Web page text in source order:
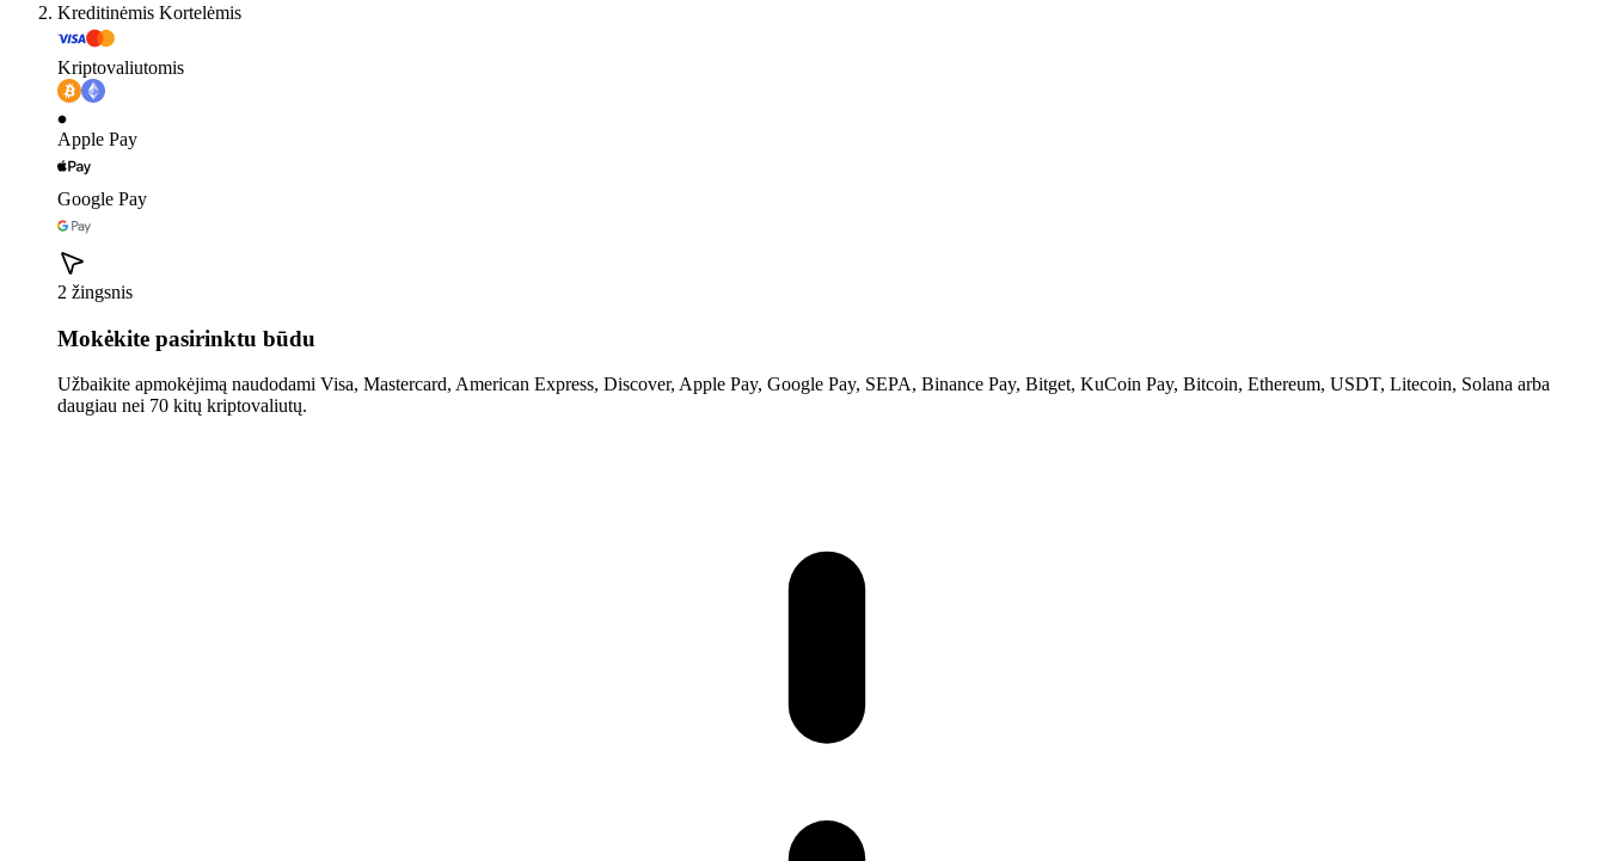
Kreditinėmis Kortelėmis
Kriptovaliutomis
Apple Pay
Google Pay
2 žingsnis
Mokėkite pasirinktu būdu
Užbaikite apmokėjimą naudodami Visa, Mastercard, American Express, Discover, Apple Pay, Google Pay, SEPA, Binance Pay, Bitget, KuCoin Pay, Bitcoin, Ethereum, USDT, Litecoin, Solana arba
daugiau nei 70 kitų kriptovaliutų.